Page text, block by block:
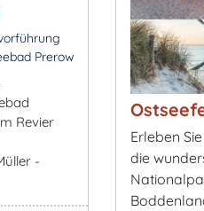
Prerow
Revier
-
Erleben
die